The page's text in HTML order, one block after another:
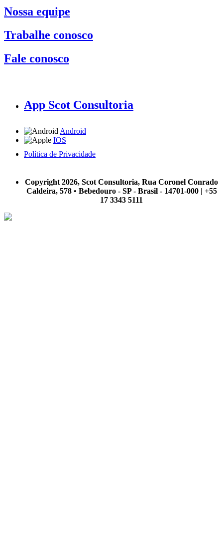
Nossa equipe
Trabalhe conosco
Fale conosco
App Scot Consultoria
Android
IOS
Política de Privacidade
Copyright 2026, Scot Consultoria, Rua Coronel Conrado
Caldeira, 578 • Bebedouro - SP - Brasil - 14701-000 | +55
17 3343 5111